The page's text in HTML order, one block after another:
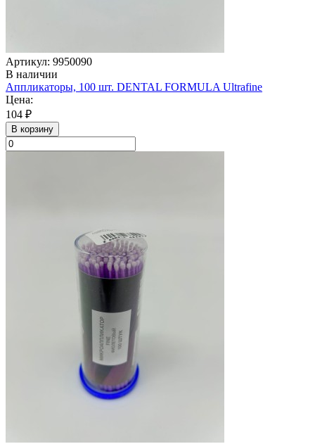
Артикул: 9950090
В наличии
Аппликаторы, 100 шт. DENTAL FORMULA Ultrafine
Цена:
104 ₽
В корзину